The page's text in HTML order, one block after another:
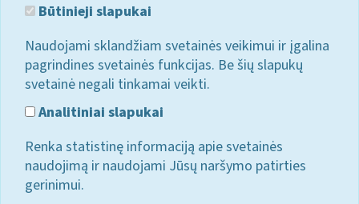
Būtinieji slapukai
Naudojami sklandžiam svetainės veikimui ir įgalina
pagrindines svetainės funkcijas. Be šių slapukų
svetainė negali tinkamai veikti.
Analitiniai slapukai
Renka statistinę informaciją apie svetainės
naudojimą ir naudojami Jūsų naršymo patirties
gerinimui.